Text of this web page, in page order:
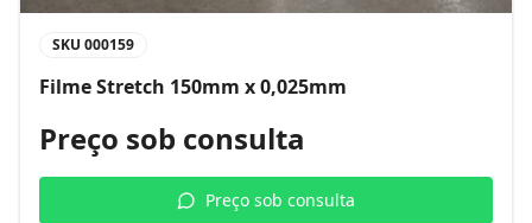
SKU 000159
Filme Stretch 150mm x 0,025mm
Preço sob consulta
Preço sob consulta